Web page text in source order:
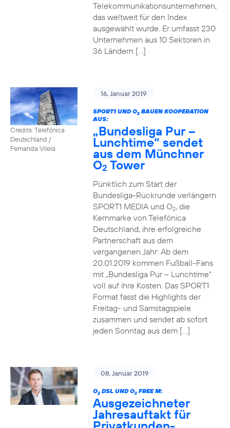
Telekommunikationsunternehmen,
das weltweit für den Index
ausgewählt wurde. Er umfasst 230
Unternehmen aus 10 Sektoren in
36 Ländern […]
Credits: Telefónica
Deutschland /
Fernanda Vilela
16. Januar 2019
SPORT1 UND O2BAUEN KOOPERATION
AUS:
„Bundesliga Pur –
Lunchtime“ sendet
aus dem Münchner
O2 Tower
Pünktlich zum Start der
Bundesliga-Rückrunde verlängern
SPORT1 MEDIA und O2, die
Kernmarke von Telefónica
Deutschland, ihre erfolgreiche
Partnerschaft aus dem
vergangenen Jahr: Ab dem
20.01.2019 kommen Fußball-Fans
mit „Bundesliga Pur – Lunchtime“
voll auf ihre Kosten. Das SPORT1
Format fasst die Highlights der
Freitag- und Samstagspiele
zusammen und sendet ab sofort
jeden Sonntag aus dem […]
08. Januar 2019
O2DSL UND O2FREE M:
Ausgezeichneter
Jahresauftakt für